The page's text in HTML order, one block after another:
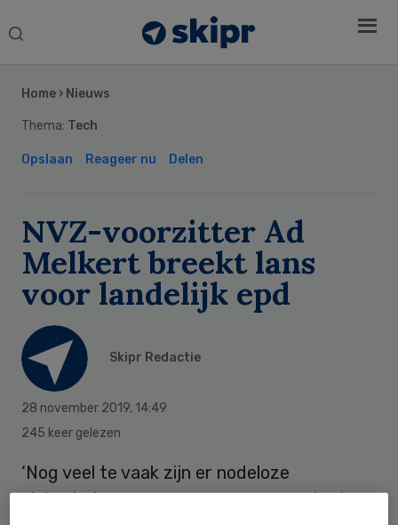
Search
Home › Nieuws
Thema: Tech
Opslaan Reageer nu Delen
NVZ-voorzitter Ad
Melkert breekt lans
voor landelijk epd
Skipr Redactie
28 november 2019, 14:49
245 keer gelezen
‘Nog veel te vaak zijn er nodeloze
ziekenhuisopnames vanwege een gebrek
Sidebar